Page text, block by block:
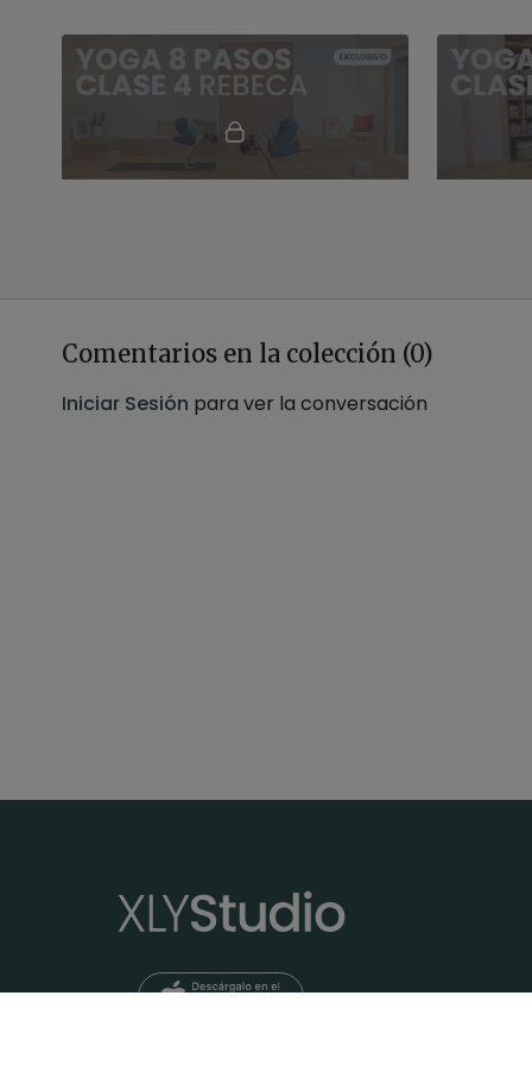
Unión.
Comentarios en la colección (0)
Iniciar Sesión para ver la conversación